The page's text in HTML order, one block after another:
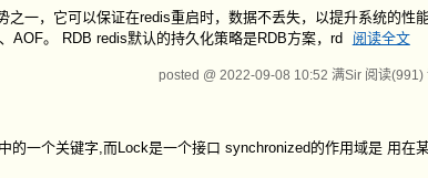
一，它可以保证在redis重启时，数据不丢失，以提升系统的性
AOF。 RDB redis默认的持久化策略是RDB方案，rd
阅读全文
posted @ 2022-09-08 10:52 满Sir 阅读(991)
一个关键字,而Lock是一个接口 synchronized的作用域是 用在某